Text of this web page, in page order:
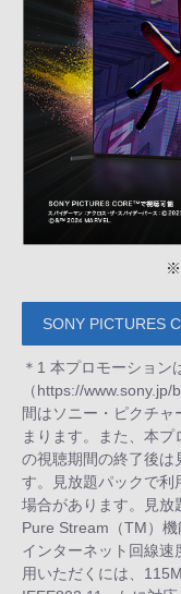
※
SONY PICTURES
＊1 本プロモーション
（https://
間はソニー・ピクチ
まります。また、本
の視聴期間の終了後は
す。見放題パックで利
場合があります。見放
Pure Stream（TM）
インターネット回線速
用いただくには、